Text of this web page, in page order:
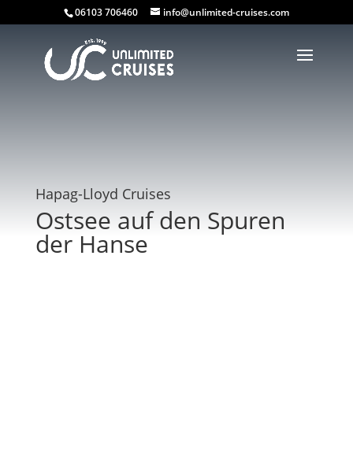
06103 706460 info@unlimited-cruises.com
Hapag-Lloyd Cruises
Ostsee auf den Spuren
der Hanse